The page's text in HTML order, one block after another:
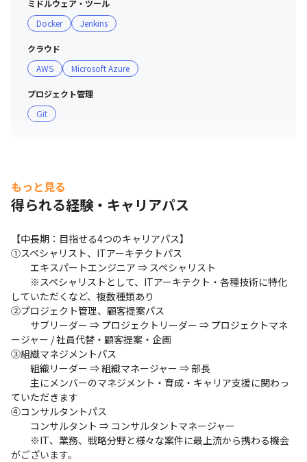
ミドルウェア・ツール
Docker
Jenkins
クラウド
AWS
Microsoft Azure
プロジェクト管理
Git
もっと見る
得られる経験・キャリアパス
【中長期：目指せる4つのキャリアパス】
①スペシャリスト、ITアーキテクトパス
エキスパートエンジニア ⇒ スペシャリスト
※スペシャリストとして、ITアーキテクト・各種技術に特化
していただくなど、複数種類あり
②プロジェクト管理、顧客提案パス
サブリーダー ⇒ プロジェクトリーダー ⇒ プロジェクトマネ
ージャー / 社員代替・顧客提案・企画
③組織マネジメントパス
組織リーダー ⇒ 組織マネージャー ⇒ 部長
主にメンバーのマネジメント・育成・キャリア支援に関わっ
ていただきます
④コンサルタントパス
コンサルタント ⇒ コンサルタントマネージャー
※IT、業務、戦略分野と様々な案件に最上流から携わる機会
がございます。